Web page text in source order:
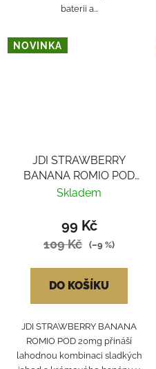
baterii a...
NOVINKA
JDI STRAWBERRY
BANANA ROMIO POD
20mg
Skladem
99 Kč
109 Kč (–9 %)
DO KOŠÍKU
JDI STRAWBERRY BANANA
ROMIO POD 20mg přináší
lahodnou kombinaci sladkých